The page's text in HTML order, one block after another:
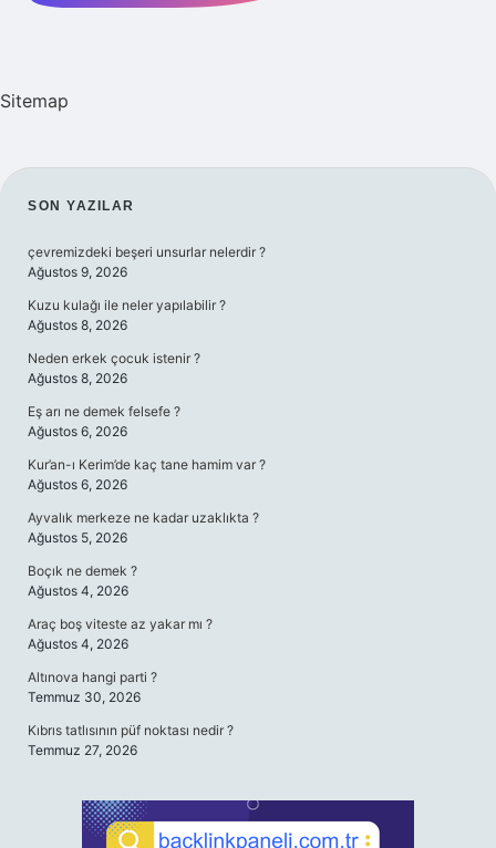
Sitemap
SIDEBAR
SON YAZILAR
çevremizdeki beşeri unsurlar nelerdir ?
Ağustos 9, 2026
Kuzu kulağı ile neler yapılabilir ?
Ağustos 8, 2026
Neden erkek çocuk istenir ?
Ağustos 8, 2026
Eş arı ne demek felsefe ?
Ağustos 6, 2026
Kur’an-ı Kerim’de kaç tane hamim var ?
Ağustos 6, 2026
Ayvalık merkeze ne kadar uzaklıkta ?
Ağustos 5, 2026
Boçık ne demek ?
Ağustos 4, 2026
Araç boş viteste az yakar mı ?
Ağustos 4, 2026
Altınova hangi parti ?
Temmuz 30, 2026
Kıbrıs tatlısının püf noktası nedir ?
Temmuz 27, 2026